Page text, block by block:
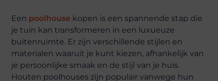
Een poolhouse kopen is een spannende stap die
je tuin kan transformeren in een luxueuze
buitenruimte. Er zijn verschillende stijlen en
materialen waaruit je kunt kiezen, afhankelijk van
je persoonlijke smaak en de stijl van je huis.
Houten poolhouses zijn populair vanwege hun